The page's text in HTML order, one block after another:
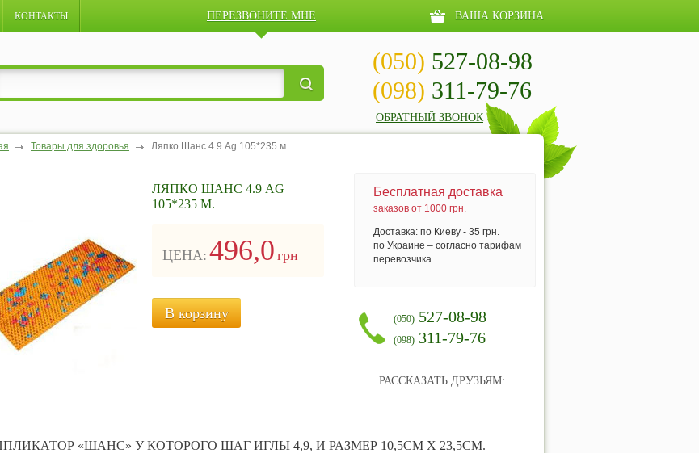
КОНТАКТЫ ПЕРЕЗВОНИТЕ МНЕ ВАША КОРЗИНА
(050) 527-08-98
(098) 311-79-76
ОБРАТНЫЙ ЗВОНОК
Товары для здоровья Ляпко Шанс 4.9 Ag 105*235 м.
ЛЯПКО ШАНС 4.9 AG
105*235 М.
ЦЕНА: 496,0 грн
В корзину
Бесплатная доставка
заказов от 1000 грн.
Доставка: по Киеву - 35 грн.
по Украине – согласно тарифам
перевозчика
(050) 527-08-98
(098) 311-79-76
РАССКАЗАТЬ ДРУЗЬЯМ:
«ШАНС» У КОТОРОГО ШАГ ИГЛЫ 4,9, И РАЗМЕР 10,5СМ Х 23,5СМ.